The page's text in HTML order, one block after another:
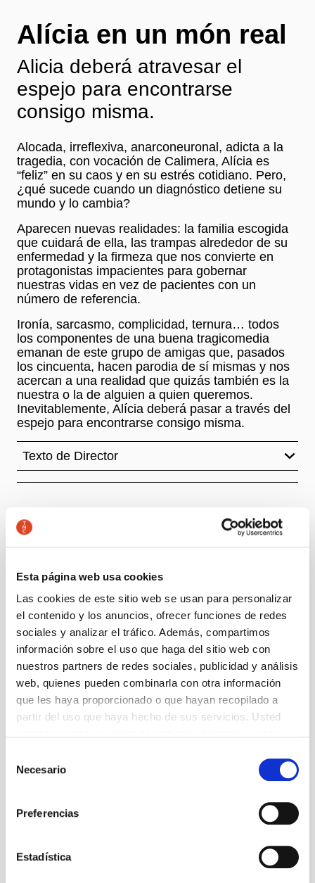
Esta página web usa cookies
Las cookies de este sitio web se usan para personalizar
el contenido y los anuncios, ofrecer funciones de redes
sociales y analizar el tráfico. Además, compartimos
información sobre el uso que haga del sitio web con
nuestros partners de redes sociales, publicidad y análisis
web, quienes pueden combinarla con otra información
que les haya proporcionado o que hayan recopilado a
partir del uso que haya hecho de sus servicios. Usted
Necesario
Preferencias
Estadística
Alícia en un món real
Alicia deberá atravesar el
espejo para encontrarse
consigo misma.
Alocada, irreflexiva, anarconeuronal, adicta a la
tragedia, con vocación de Calimera, Alícia es
“feliz” en su caos y en su estrés cotidiano. Pero,
¿qué sucede cuando un diagnóstico detiene su
mundo y lo cambia?
Aparecen nuevas realidades: la familia escogida
que cuidará de ella, las trampas alrededor de su
enfermedad y la firmeza que nos convierte en
protagonistas impacientes para gobernar
nuestras vidas en vez de pacientes con un
número de referencia.
Ironía, sarcasmo, complicidad, ternura… todos
los componentes de una buena tragicomedia
emanan de este grupo de amigas que, pasados
los cincuenta, hacen parodia de sí mismas y nos
acercan a una realidad que quizás también es la
nuestra o la de alguien a quien queremos.
Inevitablemente, Alícia deberá pasar a través del
espejo para encontrarse consigo misma.
Texto de Director
Autoría
Un proyecto de la Cía. La Briana
Dirección
Teresa Urroz
Adaptación teatral y dramaturgia
Isabel Franc y Teresa Urroz
Con
Sílvia Sabaté, Roser Batalla, Susana Egea,
Blanca Pàmpols, Joan Bentallé i Mireia Tejero
De 11 € a 22 €
Teatro
1 h 45 min